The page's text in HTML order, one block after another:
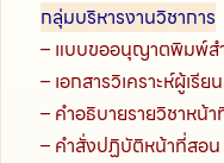
กลุ่มบริหารงานวิชาการ
– แบบขออนุญาตพิมพ์สำ
– เอกสารวิเคราะห์ผู้เรี
– คำอธิบายรายวิชาหน้
– คำสั่งปฏิบัติหน้าที่สอน